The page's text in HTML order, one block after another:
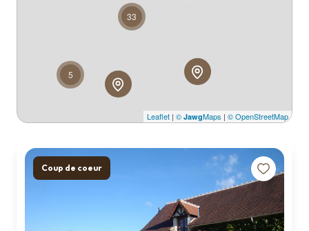
5
33
Leaflet | © JawgMaps | © OpenStreetMap
Coup de coeur